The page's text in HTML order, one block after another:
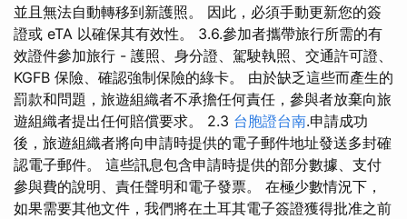
並且無法自動轉移到新護照。 因此，必須手動更新您的簽
證或 eTA 以確保其有效性。 3.6.參加者攜帶旅行所需的有
效證件參加旅行 - 護照、身分證、駕駛執照、交通許可證、
KGFB 保險、確認強制保險的綠卡。 由於缺乏這些而產生的
罰款和問題，旅遊組織者不承擔任何責任，參與者放棄向旅
遊組織者提出任何賠償要求。 2.3 台胞證台南.申請成功
後，旅遊組織者將向申請時提供的電子郵件地址發送多封確
認電子郵件。 這些訊息包含申請時提供的部分數據、支付
參與費的說明、責任聲明和電子發票。 在極少數情況下，
如果需要其他文件，我們將在土耳其電子簽證獲得批准之前